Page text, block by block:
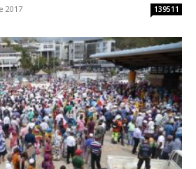
2017 139511